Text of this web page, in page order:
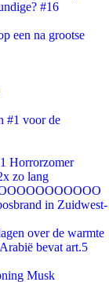
#16
een na grootse
#1 voor de
Horrorzomer
zo lang
in Zuidwest-
over de warmte
bevat art.5
Musk